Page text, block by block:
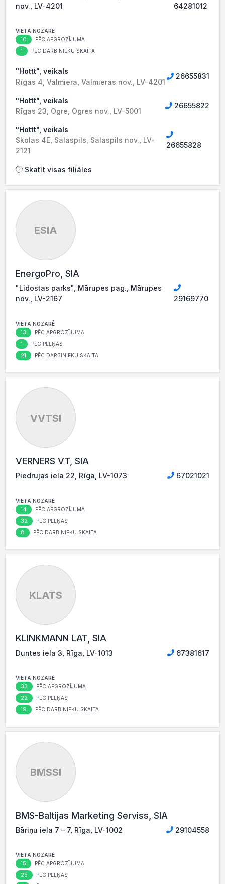
nov., LV-4201
64281012
VIETA NOZARĒ
10 PĒC APGROZĪJUMA
1 PĒC DARBINIEKU SKAITA
"Hottt", veikals
Rīgas 4, Valmiera, Valmieras nov., LV-4201
26655831
"Hottt", veikals
Rīgas 23, Ogre, Ogres nov., LV-5001
26655822
"Hottt", veikals
Skolas 4E, Salaspils, Salaspils nov., LV-
2121
26655828
Skatīt visas filiāles
ESIA
EnergoPro, SIA
"Lidostas parks", Mārupes pag., Mārupes
nov., LV-2167
29169770
VIETA NOZARĒ
13 PĒC APGROZĪJUMA
1 PĒC PEĻŅAS
21 PĒC DARBINIEKU SKAITA
VVTSI
VERNERS VT, SIA
Piedrujas iela 22, Rīga, LV-1073 67021021
VIETA NOZARĒ
14 PĒC APGROZĪJUMA
32 PĒC PEĻŅAS
8 PĒC DARBINIEKU SKAITA
KLATS
KLINKMANN LAT, SIA
Duntes iela 3, Rīga, LV-1013 67381617
VIETA NOZARĒ
33 PĒC APGROZĪJUMA
22 PĒC PEĻŅAS
19 PĒC DARBINIEKU SKAITA
BMSSI
BMS-Baltijas Marketing Serviss, SIA
Bāriņu iela 7 – 7, Rīga, LV-1002 29104558
VIETA NOZARĒ
15 PĒC APGROZĪJUMA
25 PĒC PEĻŅAS